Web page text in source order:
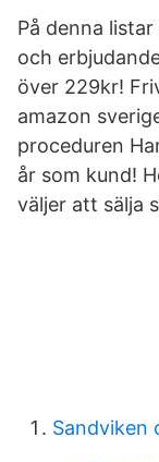
På denna
och
över 229kr!
amazon
proceduren
år som kund!
väljer att sälja
Sandviken